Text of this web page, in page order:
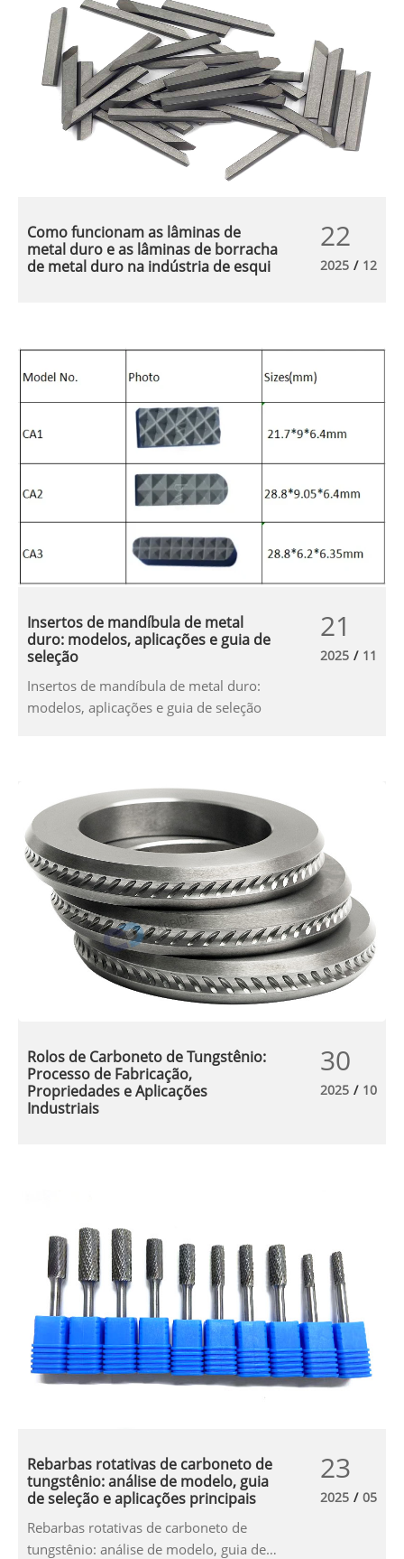
Como funcionam as lâminas de
metal duro e as lâminas de borracha
de metal duro na indústria de esqui
22
2025 / 12
Insertos de mandíbula de metal
duro: modelos, aplicações e guia de
seleção
Insertos de mandíbula de metal duro:
modelos, aplicações e guia de seleção
21
2025 / 11
Rolos de Carboneto de Tungstênio:
Processo de Fabricação,
Propriedades e Aplicações
Industriais
30
2025 / 10
Rebarbas rotativas de carboneto de
tungstênio: análise de modelo, guia
de seleção e aplicações principais
Rebarbas rotativas de carboneto de
tungstênio: análise de modelo, guia de
23
2025 / 05